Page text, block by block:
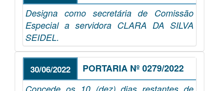
Designa como secretária de Comissão
Especial a servidora CLARA DA SILVA
SEIDEL.
30/06/2022 PORTARIA Nº 0279/2022